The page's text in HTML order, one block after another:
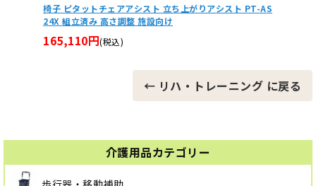
介護用品カテゴリー
ト PT-AS
介護施設専用 たちあっぷⅡ(2) 浴室用CKA-Y24 置くだけ
手すり
120,488円(税込)
← リハ・トレーニング に戻る